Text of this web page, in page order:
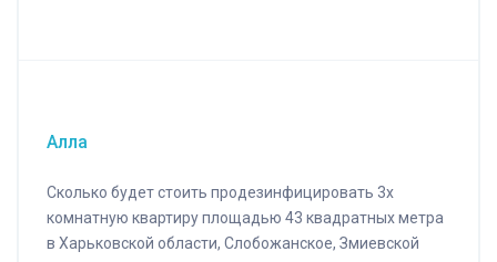
Алла
Сколько будет стоить продезинфицировать 3х
комнатную квартиру площадью 43 квадратных метра
в Харьковской области, Слобожанское, Змиевской